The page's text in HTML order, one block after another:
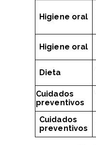
Higiene oral
Higiene oral
Dieta
Cuidados
preventivos
Cuidados
preventivos